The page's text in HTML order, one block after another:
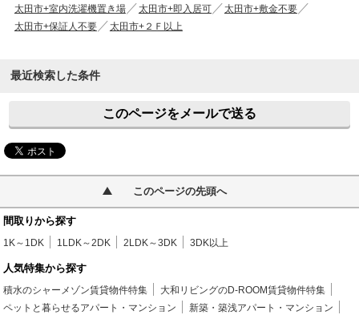
太田市+室内洗濯機置き場
太田市+即入居可
太田市+敷金不要
太田市+保証人不要
太田市+２Ｆ以上
最近検索した条件
このページをメールで送る
このページの先頭へ
間取りから探す
1K～1DK 1LDK～2DK 2LDK～3DK 3DK以上
人気特集から探す
積水のシャーメゾン賃貸物件特集
大和リビングのD-ROOM賃貸物件特集
ペットと暮らせるアパート・マンション
新築・築浅アパート・マンション